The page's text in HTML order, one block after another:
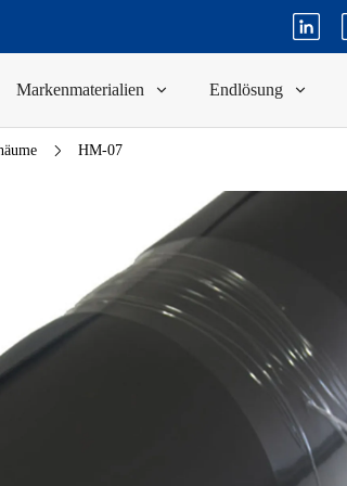
Markenmaterialien Endlösung
HM-07